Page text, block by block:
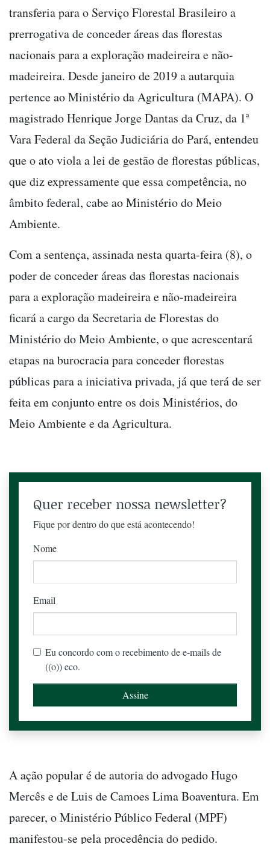
transferia para o Serviço Florestal Brasileiroa
prerrogativa deconceder áreas das florestas
nacionais para a exploração madeireira e não-
madeireira. Desde janeiro de 2019 a autarquia
pertence ao Ministério da Agricultura (MAPA). O
magistradoHenrique Jorge Dantas da Cruz, da 1ª
Vara Federal da Seção Judiciária do Pará, entendeu
que o ato viola alei de gestão de florestas públicas,
que diz expressamente que essa competência, no
âmbito federal, cabe ao Ministério do Meio
Ambiente.
Com a sentença, assinada nesta quarta-feira (8), o
poder de conceder áreas das florestas nacionais
para a exploração madeireira e não-madeireira
ficará a cargo da Secretaria de Florestas do
Ministério do Meio Ambiente, o que acrescentará
etapas na burocracia para conceder florestas
públicas para a iniciativa privada, já que terá de ser
feita em conjunto entre os dois Ministérios, do
Meio Ambiente e da Agricultura.
Quer receber nossa newsletter?
Fique por dentro do que está acontecendo!
Nome
Email
Eu concordo com o recebimento de e-mails de
((o)) eco.
A ação popular é de autoria do advogado Hugo
Mercês e de Luis de Camoes Lima Boaventura. Em
parecer, o Ministério Público Federal (MPF)
manifestou-se pela procedência do pedido.